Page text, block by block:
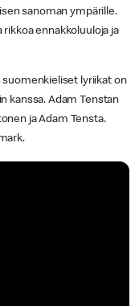
sanoman ympärille.
rikkoa ennakkoluuloja ja
suomenkieliset lyriikat on
kanssa. Adam Tenstan
ja Adam Tensta.